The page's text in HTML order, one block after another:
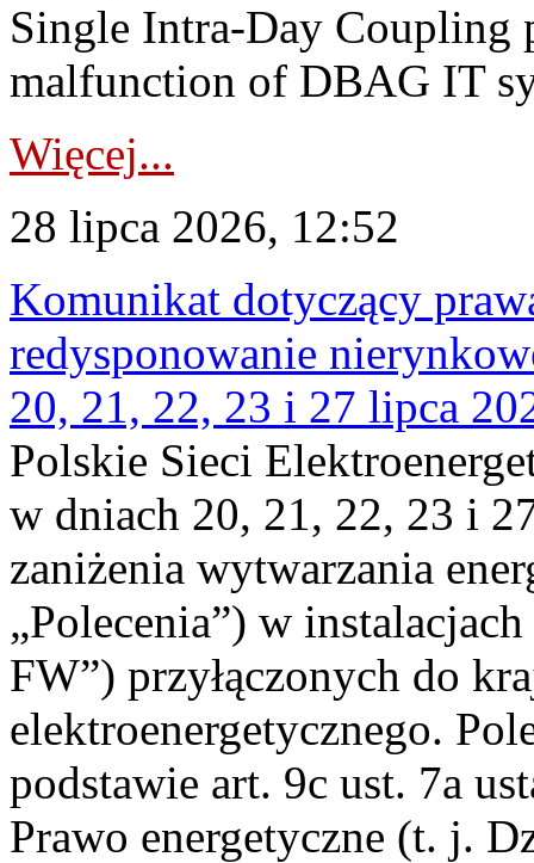
Single Intra-Day Coupling
malfunction of DBAG IT
Więcej...
28 lipca 2026, 12:52
Komunikat dotyczący
redysponowanie
20, 21, 22, 23 i 27 lipca
Polskie Sieci
w dniach 20, 21, 22, 23 i
zaniżenia wytwarzania
„Polecenia”) w
FW”) przyłączonych do
elektroenergetycznego.
podstawie art. 9c ust. 7a
Prawo energetyczne (t. j.